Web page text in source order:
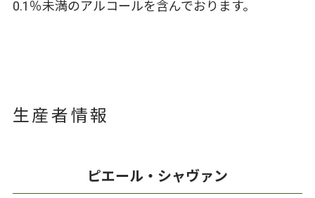
0.1％未満のアルコールを含んでおります。
生産者情報
ピエール・シャヴァン